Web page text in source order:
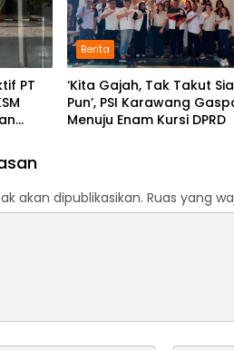
PT
Berita
‘Kita Gajah, Tak Takut
Pun’, PSI Karawang
Menuju Enam Kursi DPRD
akan dipublikasikan. Ruas yang